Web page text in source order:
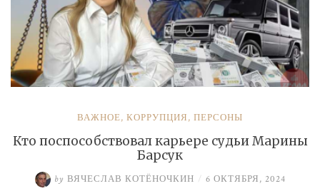
ВАЖНОЕ, КОРРУПЦИЯ, ПЕРСОНЫ
Кто поспособствовал карьере судьи Марины
Барсук
by ВЯЧЕСЛАВ КОТЁНОЧКИН / 6 ОКТЯБРЯ, 2024